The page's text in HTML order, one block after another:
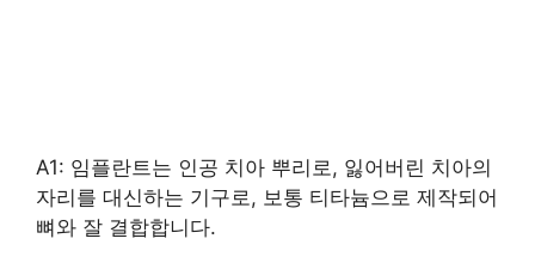
A1: 임플란트는 인공 치아 뿌리로, 잃어버린 치아의
자리를 대신하는 기구로, 보통 티타늄으로 제작되어
뼈와 잘 결합합니다.